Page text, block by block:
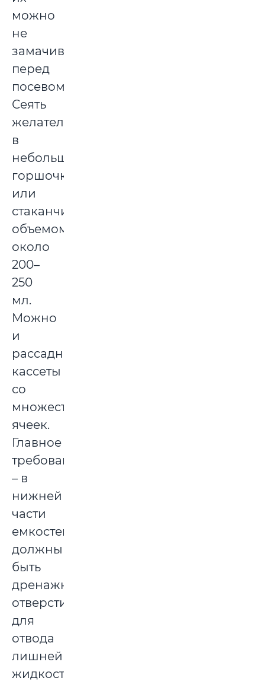
можно
не
замачивать
перед
посевом.
Сеять
желательно
в
небольшие
горшочки
или
стаканчики
объемом
около
200–
250
мл.
Можно
и
рассадные
кассеты
со
множеством
ячеек.
Главное
требование
– в
нижней
части
емкостей
должны
быть
дренажные
отверстия
для
отвода
лишней
жидкости.